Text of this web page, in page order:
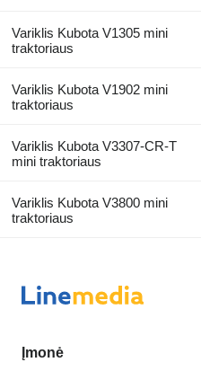
Variklis Kubota V1305 mini
traktoriaus
Variklis Kubota V1902 mini
traktoriaus
Variklis Kubota V3307-CR-T
mini traktoriaus
Variklis Kubota V3800 mini
traktoriaus
Įmonė